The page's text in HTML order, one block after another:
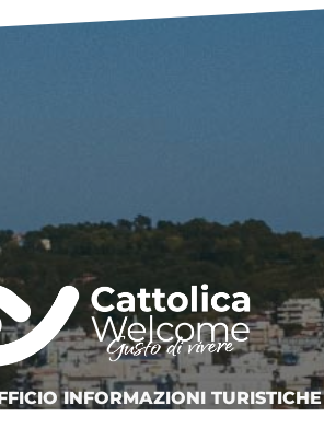
INFORMAZIONI TURISTICHE